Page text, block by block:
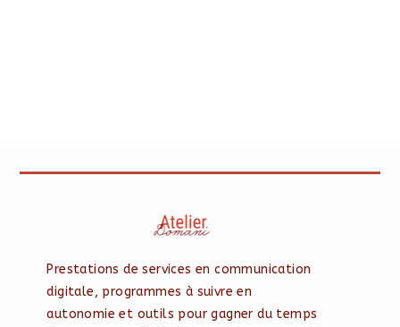
Prestations de services en communication
digitale, programmes à suivre en
autonomie et outils pour gagner du temps